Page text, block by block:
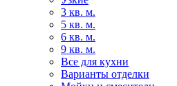
3 кв. м.
5 кв. м.
6 кв. м.
9 кв. м.
Все для кухни
Варианты отделки